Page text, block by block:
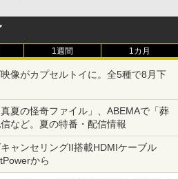
1週間 1カ月
像がカプセルトイに。全5種で8月下
夏の怪奇ファイル」、ABEMAで「葬
など。夏の特番・配信情報
ャンセリングII搭載HDMIケーブル
から